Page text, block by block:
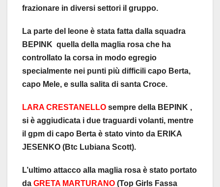
frazionare in diversi settori il gruppo.
La parte del leone è stata fatta dalla squadra
BEPINK quella della maglia rosa che ha
controllato la corsa in modo egregio
specialmente nei punti più difficili capo Berta,
capo Mele, e sulla salita di santa Croce.
LARA CRESTANELLO sempre della BEPINK ,
si è aggiudicata i due traguardi volanti, mentre
il gpm di capo Berta è stato vinto da ERIKA
JESENKO (Btc Lubiana Scott).
L’ultimo attacco alla maglia rosa è stato portato
da GRETA MARTURANO (Top Girls Fassa